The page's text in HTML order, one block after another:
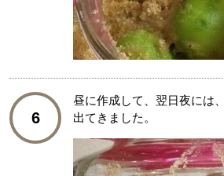
6
昼に作成して、翌日夜には
出てきました。